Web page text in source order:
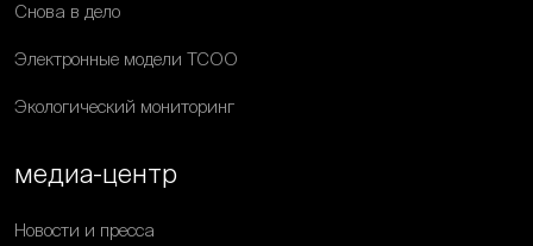
Снова в дело
Электронные модели ТСОО
Экологический мониторинг
медиа-центр
Новости и пресса